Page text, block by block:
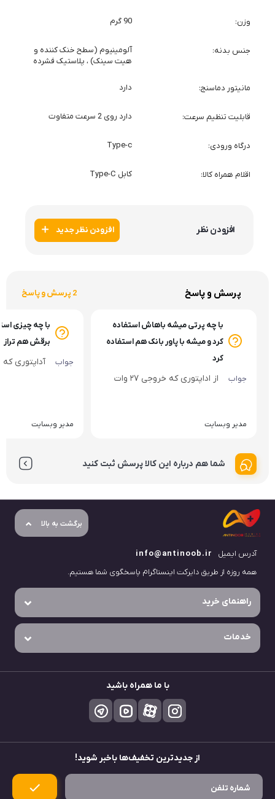
وزن 90 گرم
جنس بدنه
آلومینیوم (سطح خنک کننده و
هیت سینک) ، پلاستیک فشرده
مانیتور دماسنج دارد
قابلیت تنظیم سرعت دارد روی 2 سرعت متفاوت
درگاه ورودی Type-c
اقلام همراه کالا کابل Type-C
افزودن نظر افزودن نظر جدید
پرسش و پاسخ 2 پرسش و پاسخ
با چه پرتی میشه باهاش استفاده
کرد و میشه با پاور بانک هم استفاده
کرد
جواب
از اداپتوری که خروجی ۲۷ وات
مدیر وبسایت
با چه چیزی
برقش هم تراز
جواب
آداپتوری که
مدیر وبسایت
شما هم درباره این کالا پرسش ثبت کنید
برگشت به بالا
آدرس ایمیل
info@antinoob.ir
همه روزه از طریق دایرکت اینستاگرام پاسخگوی شما هستیم.
راهنمای خرید
خدمات
با ما همراه باشید
از جدید‌ترین تخفیف‌ها باخبر شوید!